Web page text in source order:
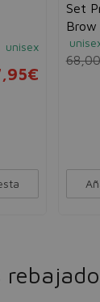
unisex
Set
Brow